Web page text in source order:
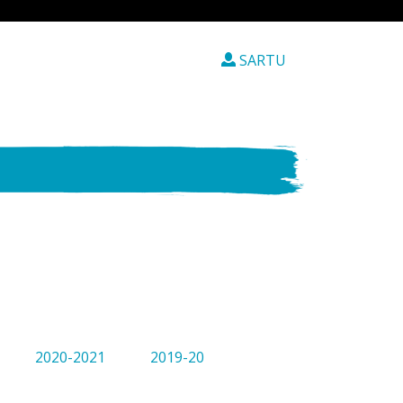
SARTU
2020-2021
2019-20